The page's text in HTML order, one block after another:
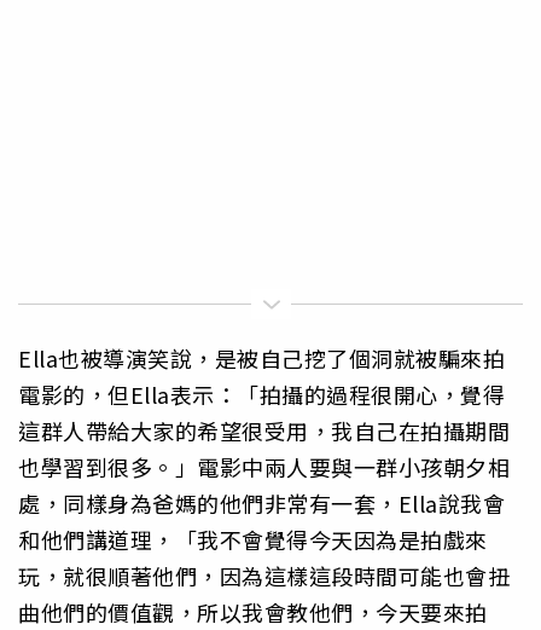
Ella也被導演笑說，是被自己挖了個洞就被騙來拍
電影的，但Ella表示：「拍攝的過程很開心， 覺得
這群人帶給大家的希望很受用， 我自己在拍攝期間
也學習到很多。」電影中兩人要與一群小孩朝夕相
處，同樣身為爸媽的他們非常有一套，Ella說我會
和他們講道理 ，「我不會覺得今天因為是拍戲來
玩，就很順著他們， 因為這樣這段時間可能也會扭
曲他們的價值觀，所以我會教他們， 今天要來拍